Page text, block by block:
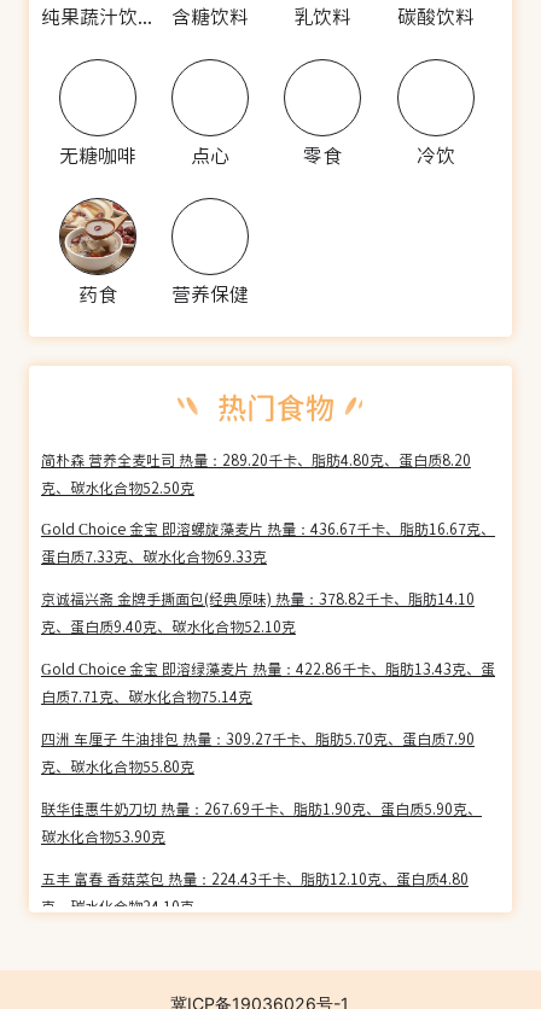
纯果蔬汁饮料 含糖饮料 乳饮料 碳酸饮料
无糖咖啡 点心 零食 冷饮
药食 营养保健
简朴森 营养全麦吐司 热量：289.20千卡、脂肪4.80克、蛋白质8.20
克、碳水化合物52.50克
Gold Choice 金宝 即溶螺旋藻麦片 热量：436.67千卡、脂肪16.67克、
蛋白质7.33克、碳水化合物69.33克
京诚福兴斋 金牌手撕面包(经典原味) 热量：378.82千卡、脂肪14.10
克、蛋白质9.40克、碳水化合物52.10克
Gold Choice 金宝 即溶绿藻麦片 热量：422.86千卡、脂肪13.43克、蛋
白质7.71克、碳水化合物75.14克
四洲 车厘子 牛油排包 热量：309.27千卡、脂肪5.70克、蛋白质7.90
克、碳水化合物55.80克
联华佳惠牛奶刀切 热量：267.69千卡、脂肪1.90克、蛋白质5.90克、
碳水化合物53.90克
五丰 富春 香菇菜包 热量：224.43千卡、脂肪12.10克、蛋白质4.80
克、碳水化合物24.10克
水化合物52.20克
冀ICP备19036026号-1